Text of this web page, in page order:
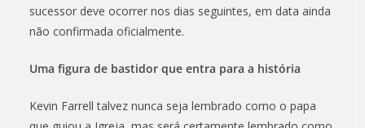
sucessor deve ocorrer nos dias seguintes, em data ainda
não confirmada oficialmente.
Uma figura de bastidor que entra para a história
Kevin Farrell talvez nunca seja lembrado como o papa